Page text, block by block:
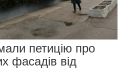
петицію про
фасадів від